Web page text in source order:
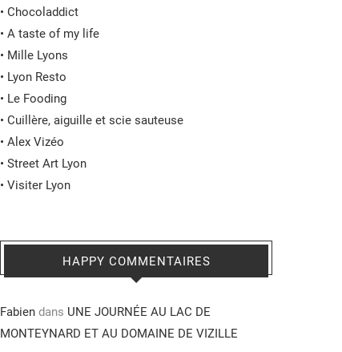
• Chocoladdict
• A taste of my life
• Mille Lyons
• Lyon Resto
• Le Fooding
• Cuillère, aiguille et scie sauteuse
• Alex Vizéo
• Street Art Lyon
• Visiter Lyon
HAPPY COMMENTAIRES
Fabien dans UNE JOURNÉE AU LAC DE
MONTEYNARD ET AU DOMAINE DE VIZILLE